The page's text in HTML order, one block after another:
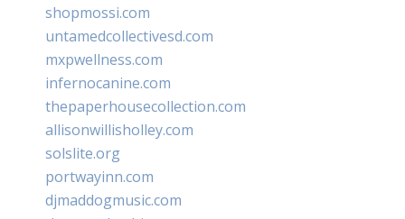
shopmossi.com
untamedcollectivesd.com
mxpwellness.com
infernocanine.com
thepaperhousecollection.com
allisonwillisholley.com
solslite.org
portwayinn.com
djmaddogmusic.com